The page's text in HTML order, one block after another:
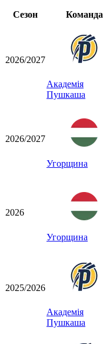
Сезон
Команда
2026/2027
Академія
Пушкаша
2026/2027
Угорщина
2026
Угорщина
2025/2026
Академія
Пушкаша